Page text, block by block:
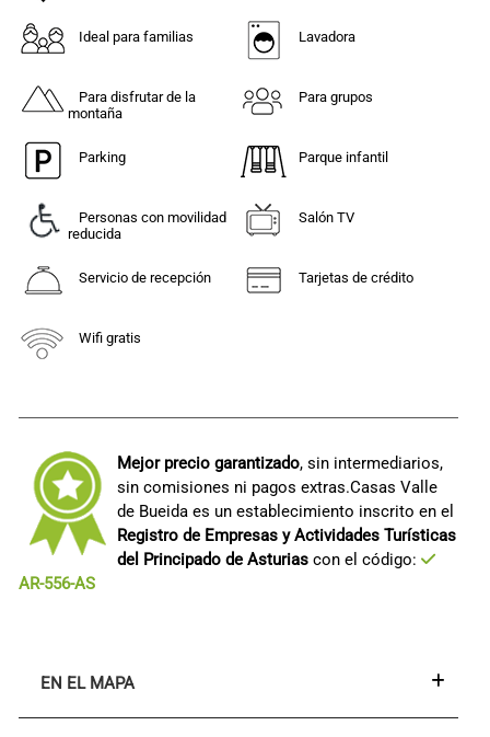
Ideal para familias Lavadora
Para disfrutar de la
montaña
Para grupos
Parking Parque infantil
Personas con movilidad
reducida
Salón TV
Servicio de recepción Tarjetas de crédito
Wifi gratis
Mejor precio garantizado, sin intermediarios,
sin comisiones ni pagos extras.Casas Valle
de Bueida es un establecimiento inscrito en el
Registro de Empresas y Actividades Turísticas
del Principado de Asturias con el código:
AR-556-AS
EN EL MAPA